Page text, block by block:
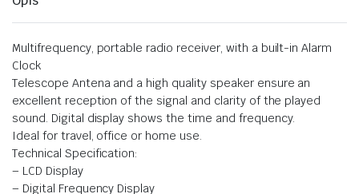
Multifrequency, portable radio receiver, with a built-in Alarm
Clock
Telescope Antena and a high quality speaker ensure an
excellent reception of the signal and clarity of the played
sound. Digital display shows the time and frequency.
Ideal for travel, office or home use.
Technical Specification:
– LCD Display
– Digital Frequency Display